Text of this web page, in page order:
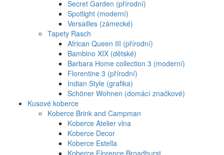
Secret Garden (přírodní)
Spotlight (moderní)
Versailles (zámecké)
Tapety Rasch
African Queen III (přírodní)
Bambino XIX (dětské)
Barbara Home collection 3 (moderní)
Florentine 3 (přírodní)
Indian Style (grafika)
Schöner Wohnen (domácí značkové)
Kusové koberce
Koberce Brink and Campman
Koberce Atelier vlna
Koberce Decor
Koberce Estella
Koberce Florence Broadhurst